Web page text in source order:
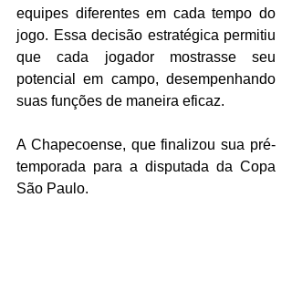
equipes diferentes em cada tempo do
jogo. Essa decisão estratégica permitiu
que cada jogador mostrasse seu
potencial em campo, desempenhando
suas funções de maneira eficaz.
A Chapecoense, que finalizou sua pré-
temporada para a disputada da Copa
São Paulo.